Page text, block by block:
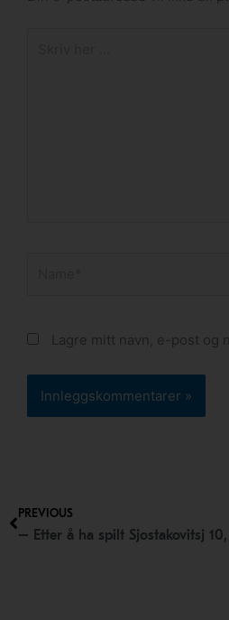
Lagre mitt navn, e-post
Prev
PREVIOUS